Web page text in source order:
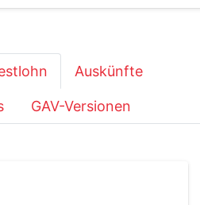
Auskünfte
GAV-Versionen